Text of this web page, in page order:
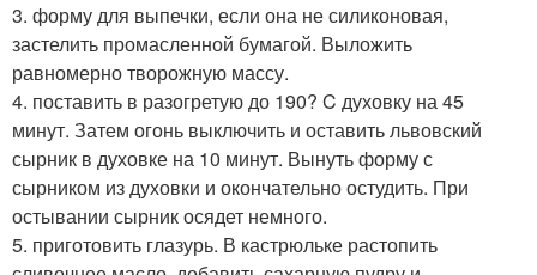
3. форму для выпечки, если она не силиконовая,
застелить промасленной бумагой. Выложить
равномерно творожную массу.
4. поставить в разогретую до 190? C духовку на 45
минут. Затем огонь выключить и оставить львовский
сырник в духовке на 10 минут. Вынуть форму с
сырником из духовки и окончательно остудить. При
остывании сырник осядет немного.
5. приготовить глазурь. В кастрюльке растопить